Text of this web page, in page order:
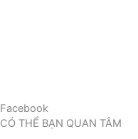
Facebook
CÓ THỂ BẠN QUAN TÂM